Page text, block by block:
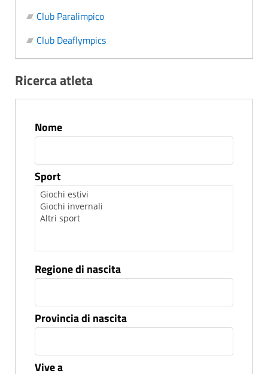
Club Paralimpico
Club Deaflympics
Ricerca atleta
Nome
Sport
Regione di nascita
Provincia di nascita
Vive a